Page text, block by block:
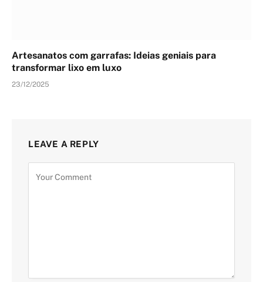
Artesanatos com garrafas: Ideias geniais para
transformar lixo em luxo
23/12/2025
LEAVE A REPLY